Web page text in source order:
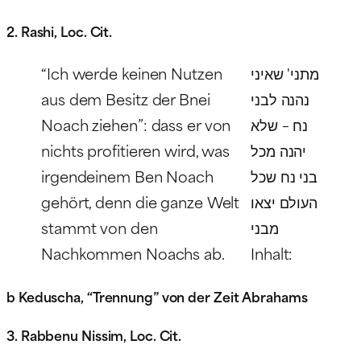
2. Rashi, Loc. Cit.
“Ich werde keinen Nutzen
aus dem Besitz der Bnei
Noach ziehen”: dass er von
nichts profitieren wird, was
irgendeinem Ben Noach
gehört, denn die ganze Welt
stammt von den
Nachkommen Noachs ab.
מתני' שאיני
נהנה לבני
נח – שלא
יהנה מכל
בני נח שכל
העולם יצאו
מבני
Inhalt:
b Keduscha, “Trennung” von der Zeit Abrahams
3. Rabbenu Nissim, Loc. Cit.